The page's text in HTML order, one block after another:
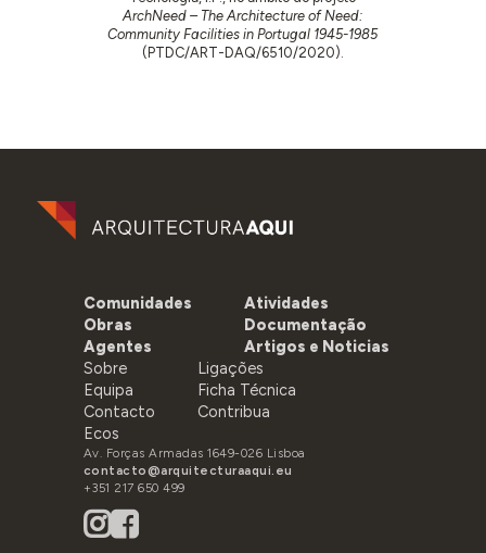
ArchNeed – The Architecture of Need:
Community Facilities in Portugal 1945-1985
(PTDC/ART-DAQ/6510/2020).
Comunidades
Obras
Agentes
Atividades
Documentação
Artigos e Noticias
Sobre
Equipa
Contacto
Ecos
Ligações
Ficha Técnica
Contribua
Av. Forças Armadas 1649-026 Lisboa
contacto@arquitecturaaqui.eu
+351 217 650 499